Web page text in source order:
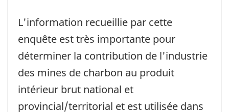
L'information recueillie par cette
enquête est très importante pour
déterminer la contribution de l'industrie
des mines de charbon au produit
intérieur brut national et
provincial/territorial et est utilisée dans